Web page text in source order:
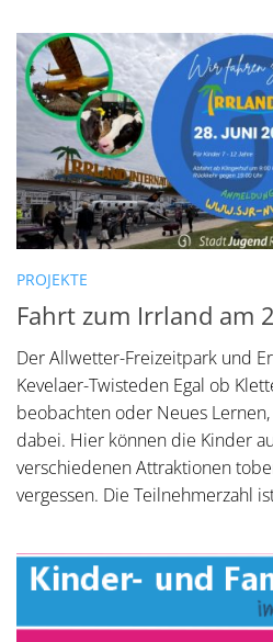
PROJEKTE
Fahrt zum Irrland am
Der Allwetter-Freizeitpark und
Kevelaer-Twisteden Egal ob
beobachten oder Neues
dabei. Hier können die Kinder
verschiedenen Attraktionen
vergessen. Die Teilnehmerzahl